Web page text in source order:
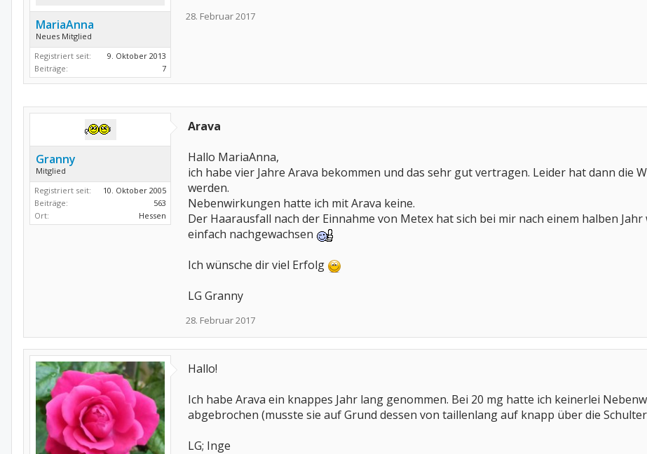
MariaAnna
Neues Mitglied
Registriert seit:
9. Oktober 2013
Beiträge:
7
28. Februar 2017
Granny
Mitglied
Registriert seit:
10. Oktober 2005
Beiträge:
563
Ort:
Hessen
Arava
Hallo MariaAnna,
ich habe vier Jahre Arava bekommen und das sehr gut vertragen. Leider hat dann die
werden.
Nebenwirkungen hatte ich mit Arava keine.
Der Haarausfall nach der Einnahme von Metex hat sich bei mir nach einem halben
einfach nachgewachsen
Ich wünsche dir viel Erfolg
LG Granny
28. Februar 2017
Hallo!
Ich habe Arava ein knappes Jahr lang genommen. Bei 20 mg hatte ich keinerlei
abgebrochen (musste sie auf Grund dessen von taillenlang auf knapp über die
LG; Inge